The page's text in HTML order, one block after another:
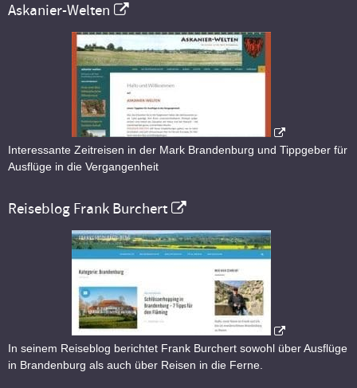
Askanier-Welten
Interessante Zeitreisen in der Mark Brandenburg und Tippgeber für
Ausflüge in die Vergangenheit
Reiseblog Frank Burchert
In seinem Reiseblog berichtet Frank Burchert sowohl über Ausflüge
in Brandenburg als auch über Reisen in die Ferne.